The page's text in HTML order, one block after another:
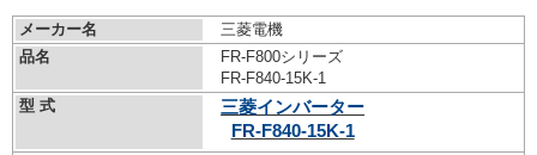
メーカー名
三菱電機
品名
FR-F800シリーズ
FR-F840-15K-1
型 式
三菱インバーター
FR-F840-15K-1